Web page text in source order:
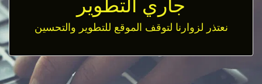
جاري التطوير
نعتذر لزوارنا لتوقف الموقع للتطوير والتحسين